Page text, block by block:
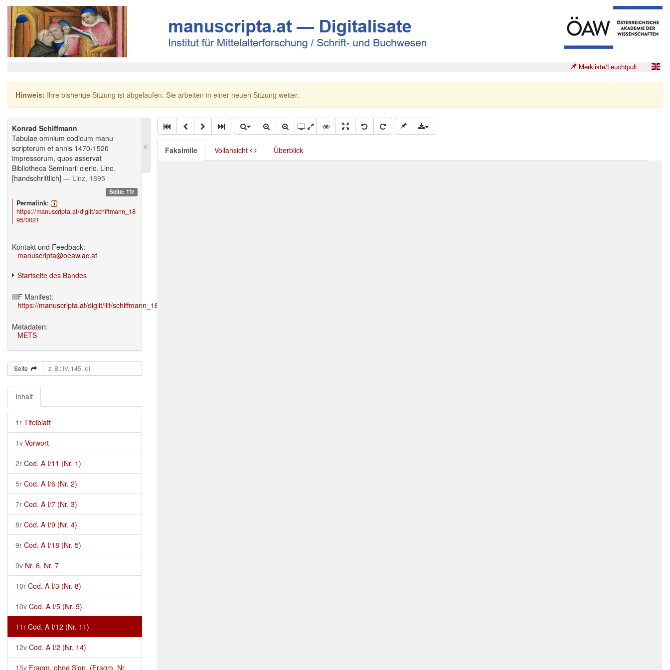
Merkliste/Leuchtpult
Hinweis: Ihre bisherige Sitzung ist abgelaufen. Sie arbeiten in einer neuen Sitzung weiter.
Konrad Schiffmann
Tabulae omnium codicum manu
scriptorum et annis 1470-1520
impressorum, quos asservat
Bibliotheca Seminarii cleric. Linc.
[handschriftlich] — Linz, 1895
Seite: 11r
Permalink:
https://manuscripta.at/diglit/schiffmann_18
95/0021
Kontakt und Feedback:
manuscripta@oeaw.ac.at
Startseite des Bandes
IIIF Manifest:
https://manuscripta.at/diglit/iiif/schiffmann_1895/manifest.json
Metadaten:
METS
Seite
Inhalt
1r Titelblatt
1v Vorwort
2r Cod. A I/11 (Nr. 1)
5r Cod. A I/6 (Nr. 2)
7r Cod. A I/7 (Nr. 3)
8r Cod. A I/9 (Nr. 4)
9r Cod. A I/18 (Nr. 5)
9v Nr. 6, Nr. 7
10r Cod. A I/3 (Nr. 8)
10v Cod. A I/5 (Nr. 9)
11r Cod. A I/12 (Nr. 11)
12v Cod. A I/2 (Nr. 14)
15v Fragm. ohne Sign. (Fragm. Nr.
Faksimile Vollansicht Überblick